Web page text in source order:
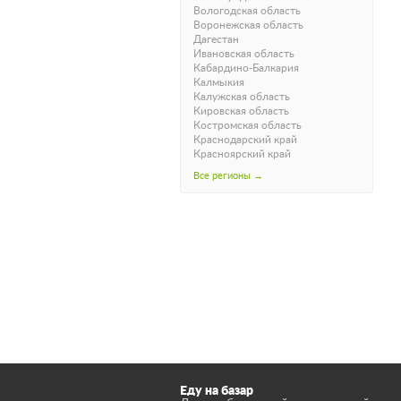
Вологодская область
Воронежская область
Дагестан
Ивановская область
Кабардино-Балкария
Калмыкия
Калужская область
Кировская область
Костромская область
Краснодарский край
Красноярский край
Все регионы →
Еду на базар